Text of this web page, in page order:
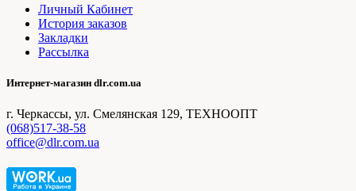
Личный Кабинет
История заказов
Закладки
Рассылка
Интернет-магазин dlr.com.ua
г. Черкассы, ул. Смелянская 129, ТЕХНООПТ
(068)517-38-58
office@dlr.com.ua